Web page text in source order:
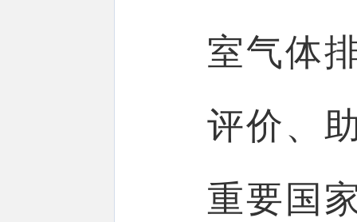
室气体
评价、
重要国